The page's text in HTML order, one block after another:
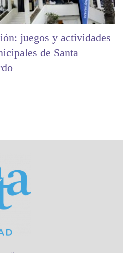
juegos y actividades
de Santa